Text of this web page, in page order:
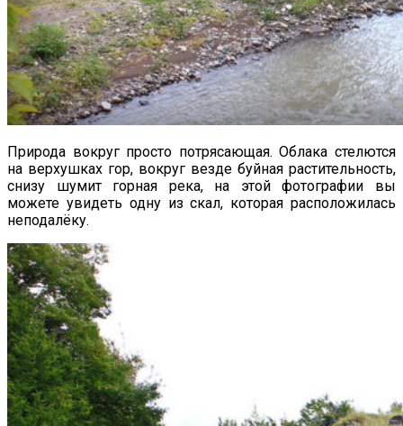
Природа вокруг просто потрясающая. Облака стелются
на верхушках гор, вокруг везде буйная растительность,
снизу шумит горная река, на этой фотографии вы
можете увидеть одну из скал, которая расположилась
неподалёку.